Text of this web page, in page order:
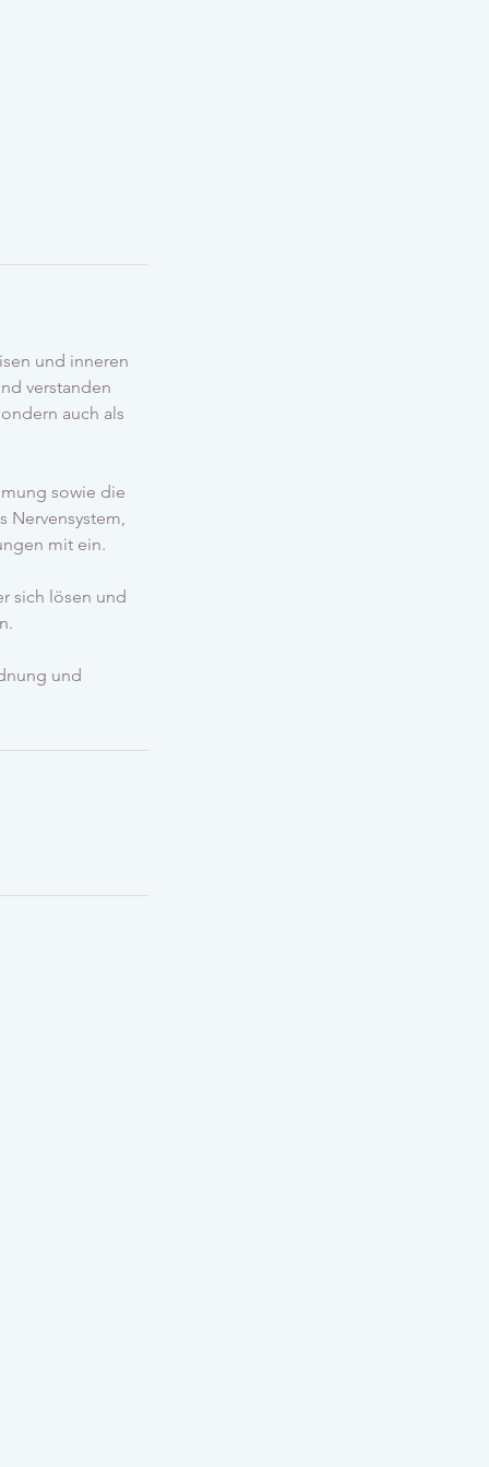
und inneren
verstanden
auch als
sowie die
Nervensystem,
mit ein.
sich lösen und
und